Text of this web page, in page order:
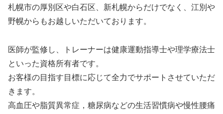
札幌市の厚別区や白石区、新札幌からだけでなく、江別や
野幌からもお越しいただいております。
医師が監修し、トレーナーは健康運動指導士や理学療法士
といった資格所有者です。
お客様の目指す目標に応じて全力でサポートさせていただ
きます。
高血圧や脂質異常症，糖尿病などの生活習慣病や慢性腰痛